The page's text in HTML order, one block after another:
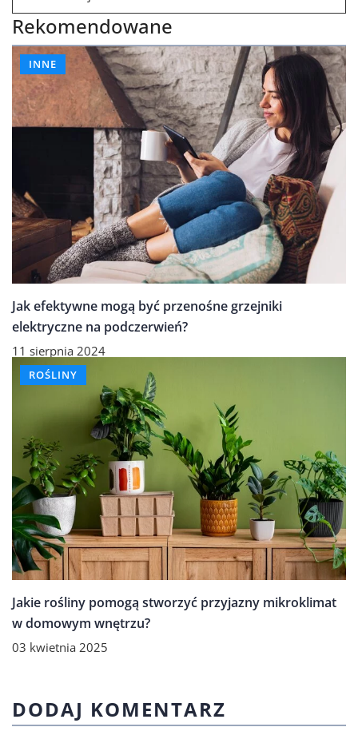
Rekomendowane
INNE
Jak efektywne mogą być przenośne grzejniki
elektryczne na podczerwień?
11 sierpnia 2024
ROŚLINY
Jakie rośliny pomogą stworzyć przyjazny mikroklimat
w domowym wnętrzu?
03 kwietnia 2025
DODAJ KOMENTARZ